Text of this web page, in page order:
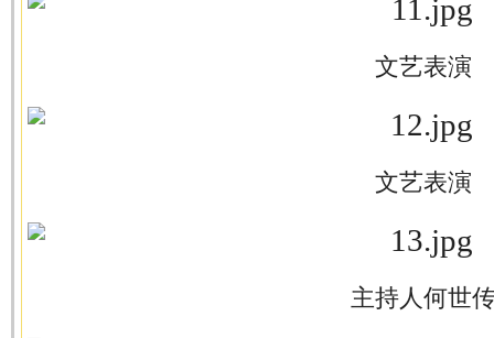
文艺表演
文艺表演
主持人何世